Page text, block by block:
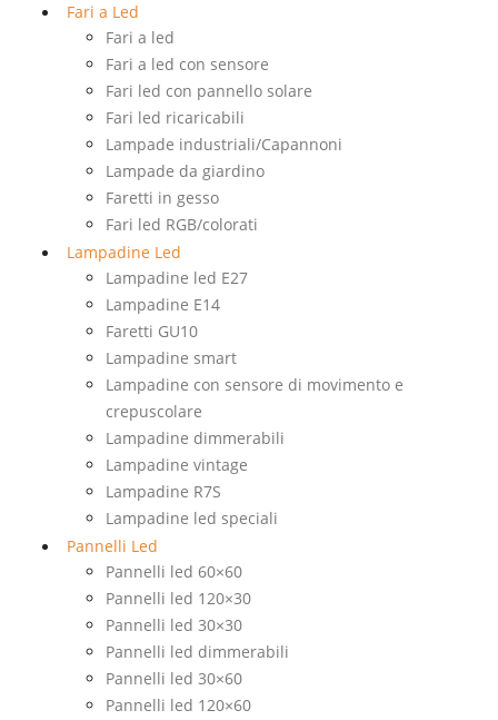
Fari a Led
Fari a led
Fari a led con sensore
Fari led con pannello solare
Fari led ricaricabili
Lampade industriali/Capannoni
Lampade da giardino
Faretti in gesso
Fari led RGB/colorati
Lampadine Led
Lampadine led E27
Lampadine E14
Faretti GU10
Lampadine smart
Lampadine con sensore di movimento e
crepuscolare
Lampadine dimmerabili
Lampadine vintage
Lampadine R7S
Lampadine led speciali
Pannelli Led
Pannelli led 60×60
Pannelli led 120×30
Pannelli led 30×30
Pannelli led dimmerabili
Pannelli led 30×60
Pannelli led 120×60